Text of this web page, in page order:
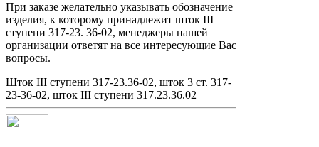
При заказе желательно указывать обозначение
изделия, к которому принадлежит шток III
ступени 317-23. 36-02, менеджеры нашей
организации ответят на все интересующие Вас
вопросы.
Шток III ступени 317-23.36-02, шток 3 ст. 317-
23-36-02, шток III ступени 317.23.36.02